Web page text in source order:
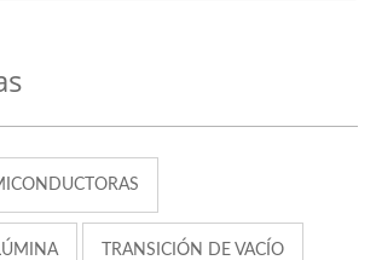
TRANSICIÓN DE VACÍO